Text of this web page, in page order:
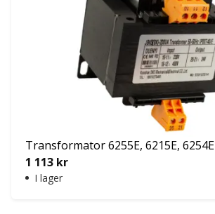
Transformator 6255E, 6215E, 6254E
1 113 kr
I lager